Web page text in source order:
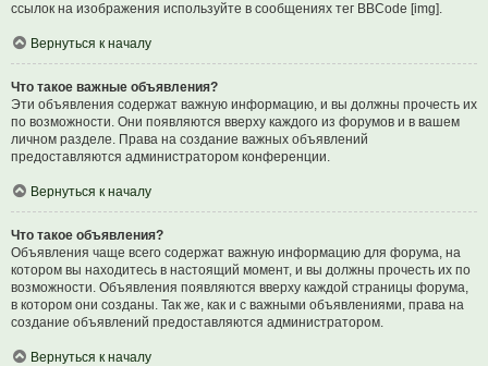
ссылок на изображения используйте в сообщениях тег BBCode [img].
Вернуться к началу
Что такое важные объявления?
Эти объявления содержат важную информацию, и вы должны прочесть их
по возможности. Они появляются вверху каждого из форумов и в вашем
личном разделе. Права на создание важных объявлений
предоставляются администратором конференции.
Вернуться к началу
Что такое объявления?
Объявления чаще всего содержат важную информацию для форума, на
котором вы находитесь в настоящий момент, и вы должны прочесть их по
возможности. Объявления появляются вверху каждой страницы форума,
в котором они созданы. Так же, как и с важными объявлениями, права на
создание объявлений предоставляются администратором.
Вернуться к началу